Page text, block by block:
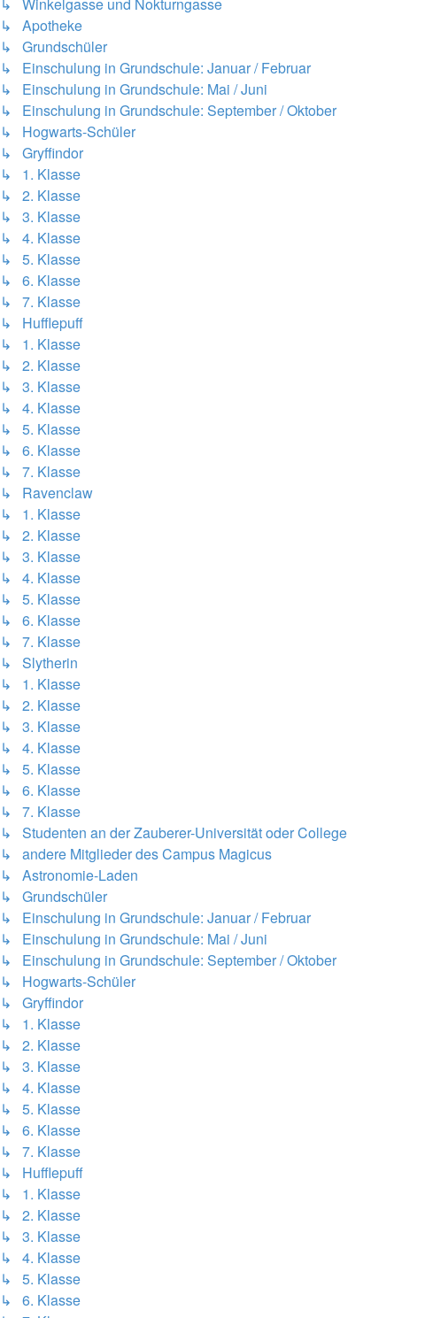
↳ Apotheke
↳ Grundschüler
↳ Einschulung in Grundschule: Januar / Februar
↳ Einschulung in Grundschule: Mai / Juni
↳ Einschulung in Grundschule: September / Oktober
↳ Hogwarts-Schüler
↳ Gryffindor
↳ 1. Klasse
↳ 2. Klasse
↳ 3. Klasse
↳ 4. Klasse
↳ 5. Klasse
↳ 6. Klasse
↳ 7. Klasse
↳ Hufflepuff
↳ 1. Klasse
↳ 2. Klasse
↳ 3. Klasse
↳ 4. Klasse
↳ 5. Klasse
↳ 6. Klasse
↳ 7. Klasse
↳ Ravenclaw
↳ 1. Klasse
↳ 2. Klasse
↳ 3. Klasse
↳ 4. Klasse
↳ 5. Klasse
↳ 6. Klasse
↳ 7. Klasse
↳ Slytherin
↳ 1. Klasse
↳ 2. Klasse
↳ 3. Klasse
↳ 4. Klasse
↳ 5. Klasse
↳ 6. Klasse
↳ 7. Klasse
↳ Studenten an der Zauberer-Universität oder College
↳ andere Mitglieder des Campus Magicus
↳ Astronomie-Laden
↳ Grundschüler
↳ Einschulung in Grundschule: Januar / Februar
↳ Einschulung in Grundschule: Mai / Juni
↳ Einschulung in Grundschule: September / Oktober
↳ Hogwarts-Schüler
↳ Gryffindor
↳ 1. Klasse
↳ 2. Klasse
↳ 3. Klasse
↳ 4. Klasse
↳ 5. Klasse
↳ 6. Klasse
↳ 7. Klasse
↳ Hufflepuff
↳ 1. Klasse
↳ 2. Klasse
↳ 3. Klasse
↳ 4. Klasse
↳ 5. Klasse
↳ 6. Klasse